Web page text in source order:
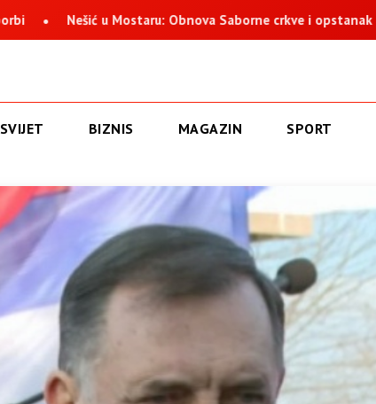
Nešić u Mostaru: Obnova Saborne crkve i opstanak Srba
SVIJET BIZNIS MAGAZIN SPORT